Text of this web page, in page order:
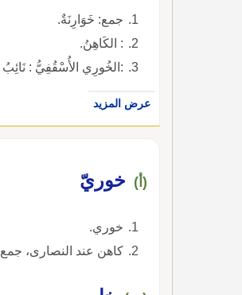
جمع: خَوَارِنَةٌ.
: الكَاهِنُ.
:الخُورِي الأُسْقُفِيُّ :
عرض المزيد
(أ) خوريّ
خوري.
كاهن عند النصارى، جمع